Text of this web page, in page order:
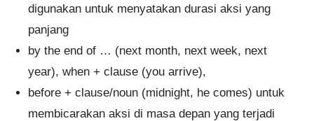
digunakan untuk menyatakan durasi aksi yang
panjang
by the end of … (next month, next week, next
year), when + clause (you arrive),
before + clause/noun (midnight, he comes) untuk
membicarakan aksi di masa depan yang terjadi